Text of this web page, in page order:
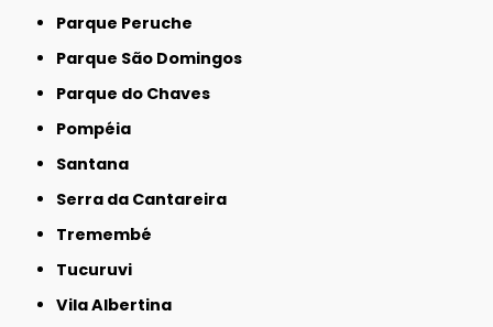
Parque Peruche
Parque São Domingos
Parque do Chaves
Pompéia
Santana
Serra da Cantareira
Tremembé
Tucuruvi
Vila Albertina